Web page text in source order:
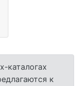
каталогах
к